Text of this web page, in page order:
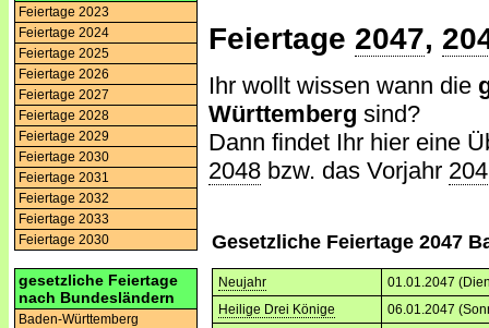
Feiertage 2023
Feiertage 2024
Feiertage 2025
Feiertage 2026
Feiertage 2027
Feiertage 2028
Feiertage 2029
Feiertage 2030
Feiertage 2031
Feiertage 2032
Feiertage 2033
Feiertage 2030
gesetzliche Feiertage
nach Bundesländern
Baden-Württemberg
Feiertage 2047,
Ihr wollt wissen wann die
Württemberg sind?
Dann findet Ihr hier eine
2048 bzw. das Vorjahr
Gesetzliche Feiertage 2047
Neujahr
01.01.2047
Heilige Drei Könige
06.01.2047